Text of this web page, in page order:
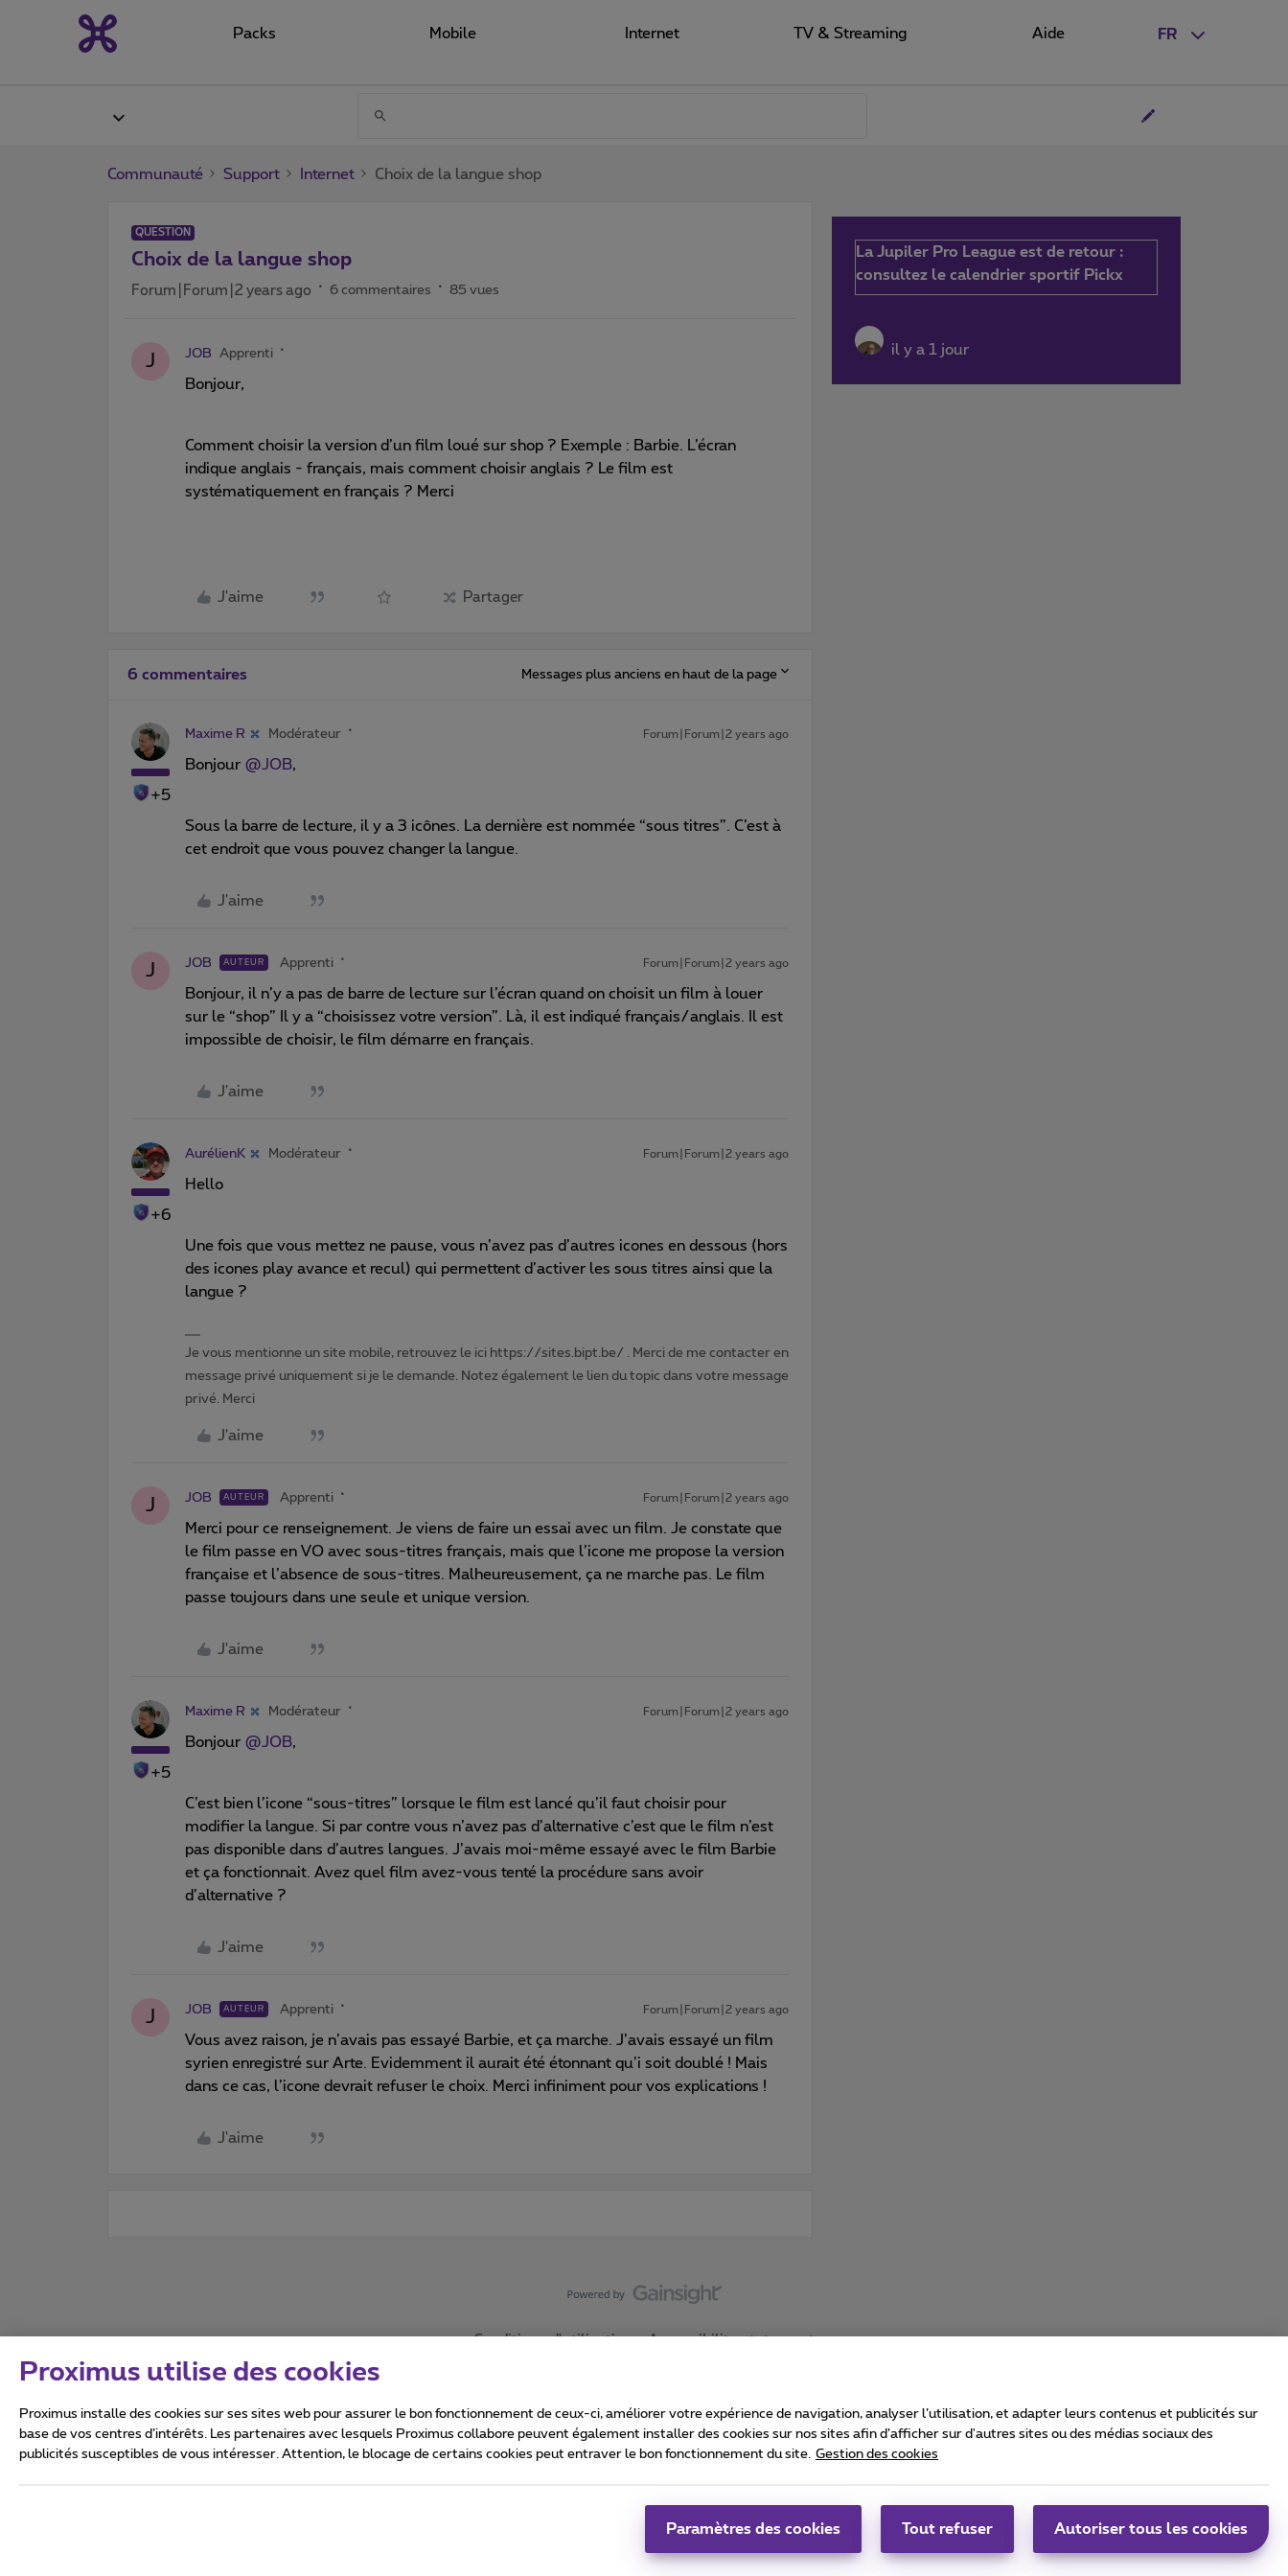
FR
Packs Mobile Internet TV & Streaming Aide
Communauté Support Internet Choix de la langue shop
QUESTION
Choix de la langue shop
Forum|Forum|2 years ago 6 commentaires 85 vues
J JOB Apprenti
Bonjour,
Comment choisir la version d’un film loué sur shop ? Exemple : Barbie. L’écran
indique anglais - français, mais comment choisir anglais ? Le film est
systématiquement en français ? Merci
J'aime Partager
6 commentaires Messages plus anciens en haut de la page
+5
Maxime R Modérateur Forum|Forum|2 years ago
Bonjour @JOB,
Sous la barre de lecture, il y a 3 icônes. La dernière est nommée “sous titres”. C’est à
cet endroit que vous pouvez changer la langue.
J'aime
J JOB AUTEUR Apprenti Forum|Forum|2 years ago
Bonjour, il n’y a pas de barre de lecture sur l’écran quand on choisit un film à louer
sur le “shop” Il y a “choisissez votre version”. Là, il est indiqué français/anglais. Il est
impossible de choisir, le film démarre en français.
J'aime
+6
AurélienK Modérateur Forum|Forum|2 years ago
Hello
Une fois que vous mettez ne pause, vous n’avez pas d’autres icones en dessous (hors
des icones play avance et recul) qui permettent d’activer les sous titres ainsi que la
langue ?
Je vous mentionne un site mobile, retrouvez le ici https://sites.bipt.be/ . Merci de me contacter en
message privé uniquement si je le demande. Notez également le lien du topic dans votre message
privé. Merci
J'aime
J JOB AUTEUR Apprenti Forum|Forum|2 years ago
Merci pour ce renseignement. Je viens de faire un essai avec un film. Je constate que
le film passe en VO avec sous-titres français, mais que l’icone me propose la version
française et l’absence de sous-titres. Malheureusement, ça ne marche pas. Le film
passe toujours dans une seule et unique version.
J'aime
+5
Maxime R Modérateur Forum|Forum|2 years ago
Bonjour @JOB,
C’est bien l’icone “sous-titres” lorsque le film est lancé qu’il faut choisir pour
modifier la langue. Si par contre vous n’avez pas d’alternative c’est que le film n’est
pas disponible dans d’autres langues. J’avais moi-même essayé avec le film Barbie
et ça fonctionnait. Avez quel film avez-vous tenté la procédure sans avoir
d’alternative ?
J'aime
J JOB AUTEUR Apprenti Forum|Forum|2 years ago
Vous avez raison, je n’avais pas essayé Barbie, et ça marche. J’avais essayé un film
syrien enregistré sur Arte. Evidemment il aurait été étonnant qu’i soit doublé ! Mais
dans ce cas, l’icone devrait refuser le choix. Merci infiniment pour vos explications !
J'aime
La Jupiler Pro League est de retour :
consultez le calendrier sportif Pickx
il y a 1 jour
Conditions d'utilisation Accessibility statement
Tous droits réservés. ©2026Proximus
Carrier & Wholesale Solutions
Proximus Group
|
Proximus utilise des cookies
Proximus installe des cookies sur ses sites web pour assurer le bon fonctionnement de ceux-ci, améliorer votre expérience de navigation, analyser l’utilisation, et adapter leurs contenus et publicités sur
base de vos centres d’intérêts. Les partenaires avec lesquels Proximus collabore peuvent également installer des cookies sur nos sites afin d’afficher sur d'autres sites ou des médias sociaux des
publicités susceptibles de vous intéresser. Attention, le blocage de certains cookies peut entraver le bon fonctionnement du site. Gestion des cookies
Paramètres des cookies Tout refuser Autoriser tous les cookies